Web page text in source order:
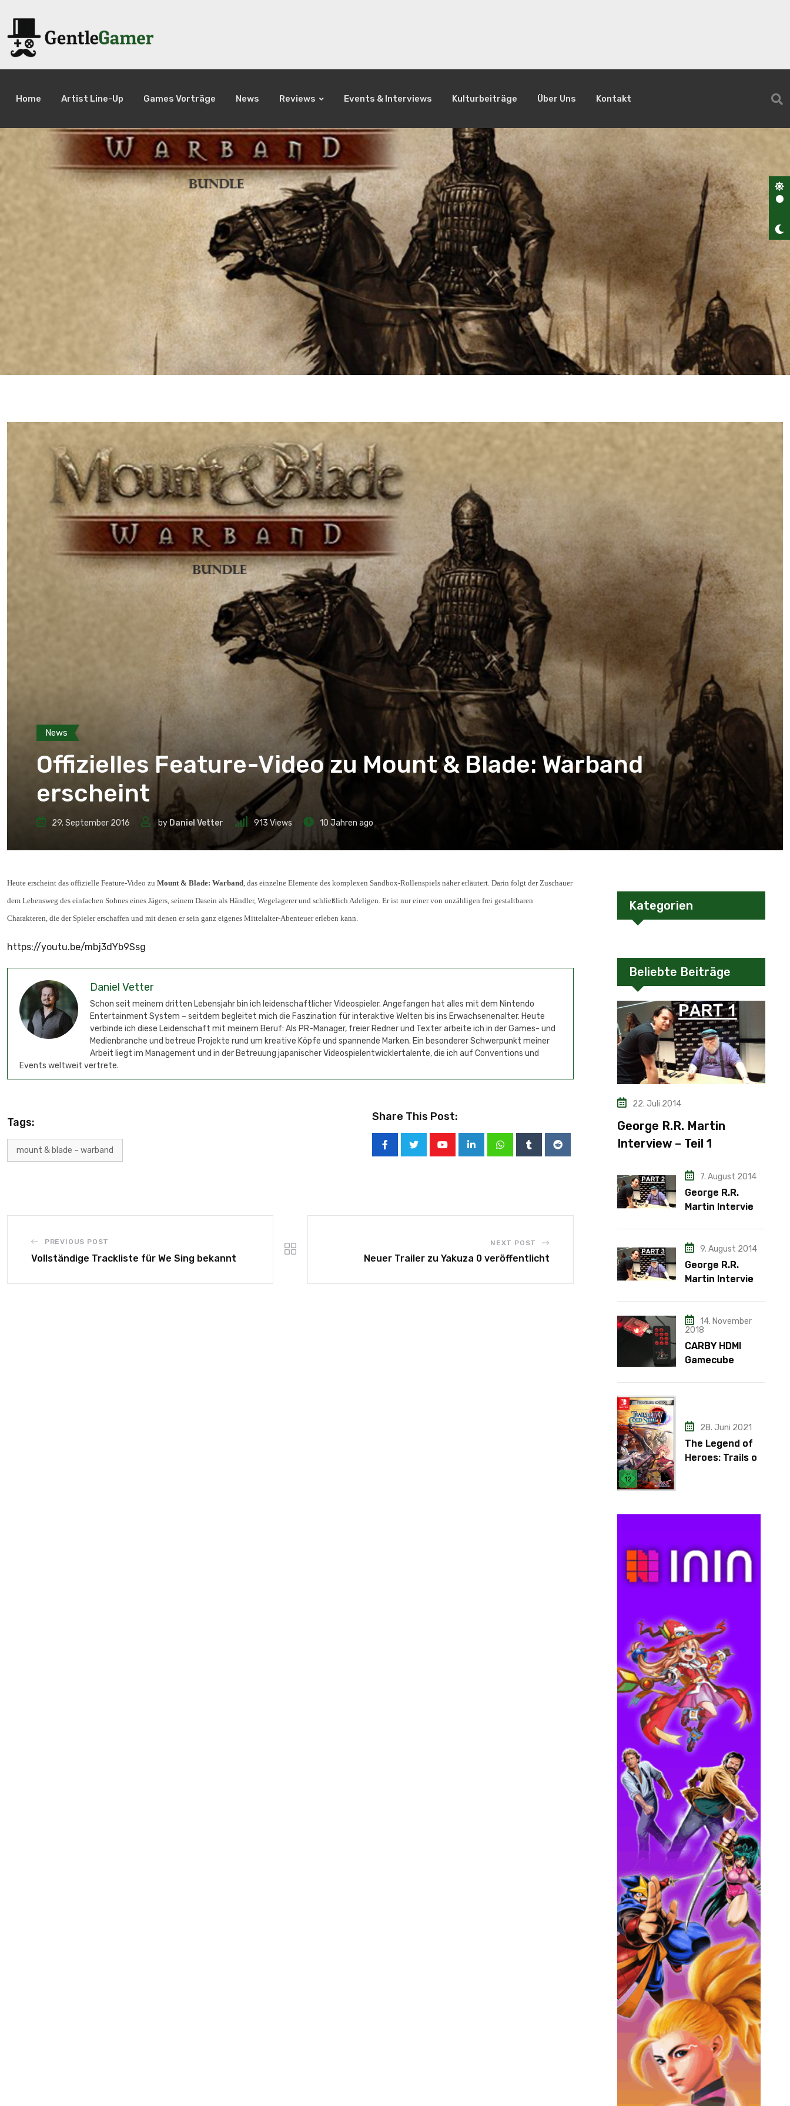
Home Artist Line-Up Games Vorträge News Reviews Events & Interviews Kulturbeiträge Über Uns Kontakt
News
Offizielles Feature-Video zu Mount & Blade: Warband
erscheint
29. September 2016 by Daniel Vetter 913 Views 10 Jahren ago
Heute erscheint das offizielle Feature-Video zu Mount & Blade: Warband, das einzelne Elemente des komplexen Sandbox-Rollenspiels näher erläutert. Darin folgt der Zuschauer
dem Lebensweg des einfachen Sohnes eines Jägers, seinem Dasein als Händler, Wegelagerer und schließlich Adeligen. Er ist nur einer von unzähligen frei gestaltbaren
Charakteren, die der Spieler erschaffen und mit denen er sein ganz eigenes Mittelalter-Abenteuer erleben kann.
https://youtu.be/mbj3dYb9Ssg
Daniel Vetter
Schon seit meinem dritten Lebensjahr bin ich leidenschaftlicher Videospieler. Angefangen hat alles mit dem Nintendo
Entertainment System – seitdem begleitet mich die Faszination für interaktive Welten bis ins Erwachsenenalter. Heute
verbinde ich diese Leidenschaft mit meinem Beruf: Als PR-Manager, freier Redner und Texter arbeite ich in der Games- und
Medienbranche und betreue Projekte rund um kreative Köpfe und spannende Marken. Ein besonderer Schwerpunkt meiner
Arbeit liegt im Management und in der Betreuung japanischer Videospielentwicklertalente, die ich auf Conventions und
Events weltweit vertrete.
Tags:
mount & blade – warband
Share This Post:
PREVIOUS POST
Vollständige Trackliste für We Sing bekannt
NEXT POST
Neuer Trailer zu Yakuza 0 veröffentlicht
Kategorien
Beliebte Beiträge
22. Juli 2014
George R.R. Martin
Interview – Teil 1
7. August 2014
George R.R.
Martin Interview
9. August 2014
George R.R.
Martin Interview
14. November
2018
CARBY HDMI
Gamecube
28. Juni 2021
The Legend of
Heroes: Trails of